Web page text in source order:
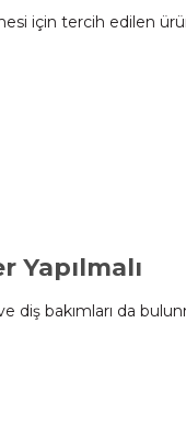
için tercih edilen
Yapılmalı
diş bakımları da